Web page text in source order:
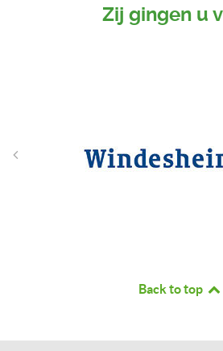
Zij gingen u
Back to top